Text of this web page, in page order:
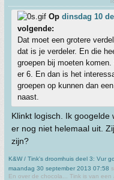
Op dinsdag 10
volgende:
Dat moet een grotere
dat is je verdeler. En die
groepen bij moeten
er 6. En dan is het
groepen op kunnen dan
naast.
Klinkt logisch. Ik
er nog niet helemaal uit.
zijn?
K&W / Tink's droomhuis deel 3: Vur
maandag 30 september 2013 07:58
En over de chocola... Tink is van